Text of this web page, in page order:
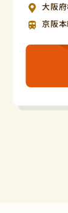
大阪
京阪